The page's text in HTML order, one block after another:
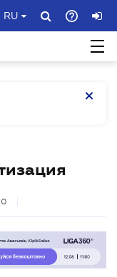
RU
0